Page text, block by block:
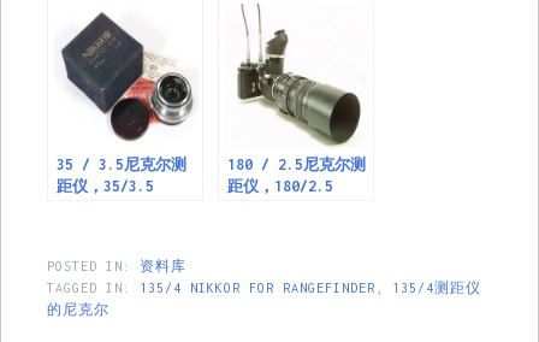
35 / 3.5尼克尔测
距仪，35/3.5
180 / 2.5尼克尔测
距仪，180/2.5
POSTED IN: 资料库
TAGGED IN: 135/4 NIKKOR FOR RANGEFINDER
135/4测距仪
的尼克尔